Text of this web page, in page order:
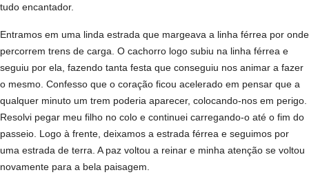
tudo encantador.
Entramos em uma linda estrada que margeava a linha férrea por onde
percorrem trens de carga. O cachorro logo subiu na linha férrea e
seguiu por ela, fazendo tanta festa que conseguiu nos animar a fazer
o mesmo. Confesso que o coração ficou acelerado em pensar que a
qualquer minuto um trem poderia aparecer, colocando-nos em perigo.
Resolvi pegar meu filho no colo e continuei carregando-o até o fim do
passeio. Logo à frente, deixamos a estrada férrea e seguimos por
uma estrada de terra. A paz voltou a reinar e minha atenção se voltou
novamente para a bela paisagem.